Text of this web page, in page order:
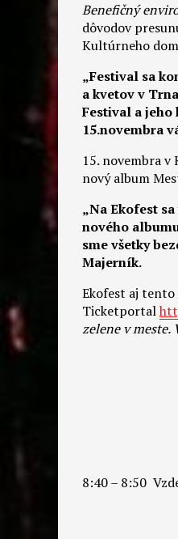
Benefičný
dôvodov
Kultúrneho
„Festival sa
a kvetov v
Festival a jeho
15.novembra
15. novembra v
nový album
„Na Ekofest
nového
sme všetky
Majerník.
Ekofest aj tento
Ticketportal
zelene v meste.
8:40 – 8:50